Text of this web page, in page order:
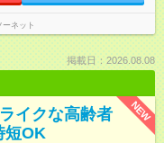
ネット
掲載日：2026.08.08
NEW
イクな高齢者
短OK